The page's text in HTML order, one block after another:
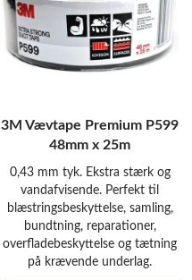
3M Vævtape Premium P599
48mm x 25m
0,43 mm tyk. Ekstra stærk og
vandafvisende. Perfekt til
blæstringsbeskyttelse, samling,
bundtning, reparationer,
overfladebeskyttelse og tætning
på krævende underlag.